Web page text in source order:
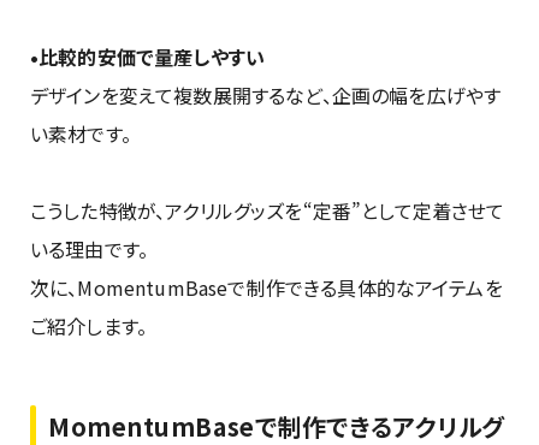
•比較的安価で量産しやすい
デザインを変えて複数展開するなど、企画の幅を広げやす
い素材です。
こうした特徴が、アクリルグッズを“定番”として定着させて
いる理由です。
次に、MomentumBaseで制作できる具体的なアイテムを
ご紹介します。
MomentumBaseで制作できるアクリルグ